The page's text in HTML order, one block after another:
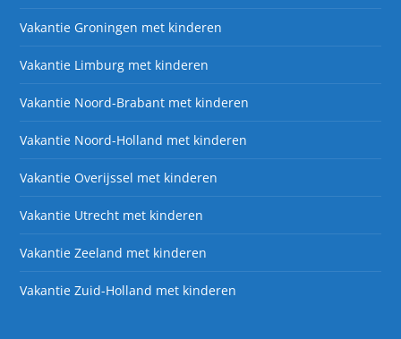
Vakantie Groningen met kinderen
Vakantie Limburg met kinderen
Vakantie Noord-Brabant met kinderen
Vakantie Noord-Holland met kinderen
Vakantie Overijssel met kinderen
Vakantie Utrecht met kinderen
Vakantie Zeeland met kinderen
Vakantie Zuid-Holland met kinderen